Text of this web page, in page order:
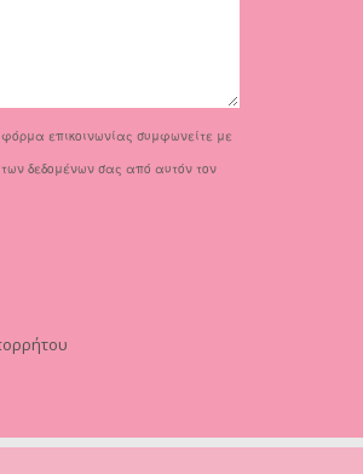
επικοινωνίας συμφωνείτε με
των δεδομένων σας από αυτόν τον